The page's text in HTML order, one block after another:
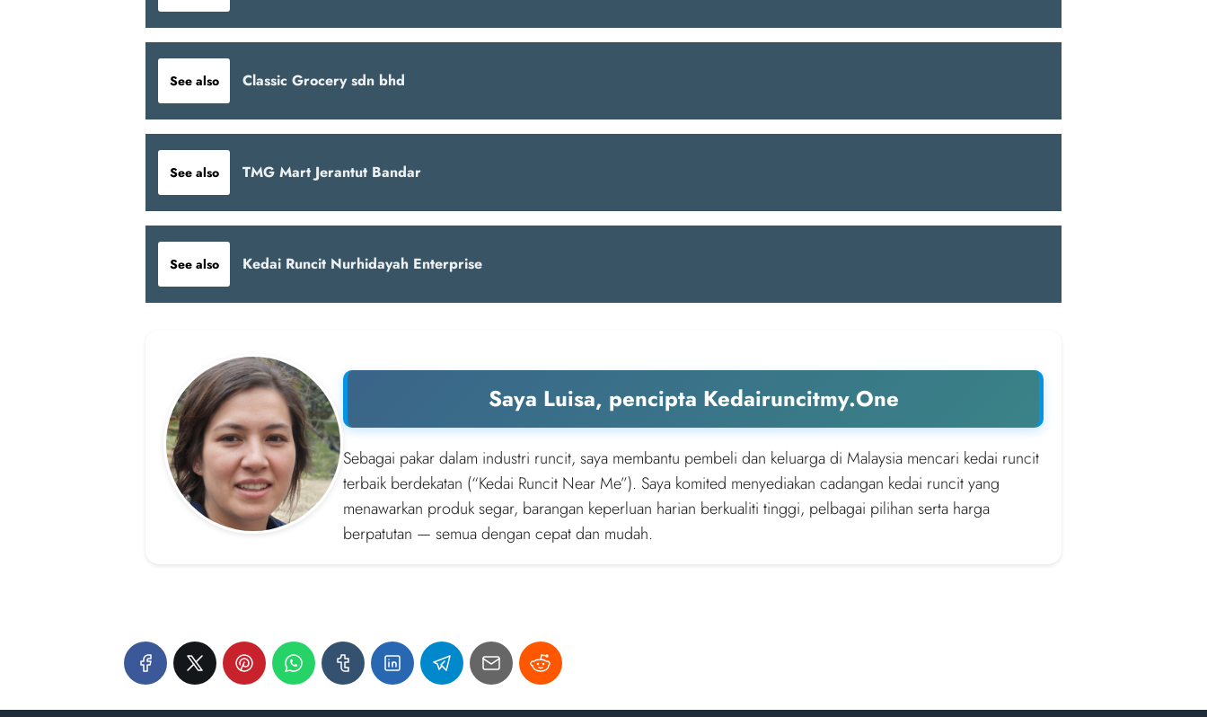
See also Classic Grocery sdn bhd
See also TMG Mart Jerantut Bandar
See also Kedai Runcit Nurhidayah Enterprise
Saya Luisa, pencipta Kedairuncitmy.One
Sebagai pakar dalam industri runcit, saya membantu pembeli dan keluarga di Malaysia mencari kedai runcit
terbaik berdekatan (“Kedai Runcit Near Me”). Saya komited menyediakan cadangan kedai runcit yang
menawarkan produk segar, barangan keperluan harian berkualiti tinggi, pelbagai pilihan serta harga
berpatutan — semua dengan cepat dan mudah.